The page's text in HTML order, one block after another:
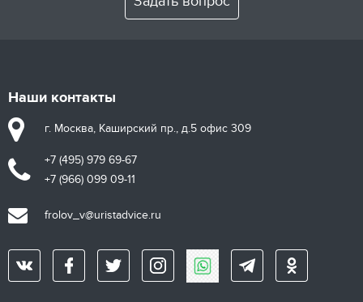
Наши контакты
г. Москва, Каширский пр., д.5 офис 309
+7 (495) 979 69-67
+7 (966) 099 09-11
frolov_v@uristadvice.ru